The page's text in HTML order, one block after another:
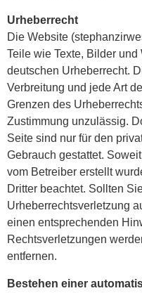
Urheberrecht
Die Website
Teile wie Texte, Bilder
deutschen Urheberrecht.
Verbreitung und jede Art
Grenzen des
Zustimmung unzulässig.
Seite sind nur für den
Gebrauch gestattet.
vom Betreiber erstellt
Dritter beachtet. Sollten
Urheberrechtsverletzung
einen entsprechenden
Rechtsverletzungen
entfernen.
Bestehen einer